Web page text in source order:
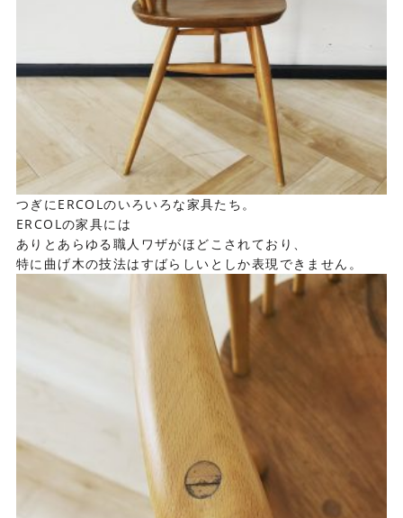
つぎにERCOLのいろいろな家具たち。
ERCOLの家具には
ありとあらゆる職人ワザがほどこされており、
特に曲げ木の技法はすばらしいとしか表現できません。